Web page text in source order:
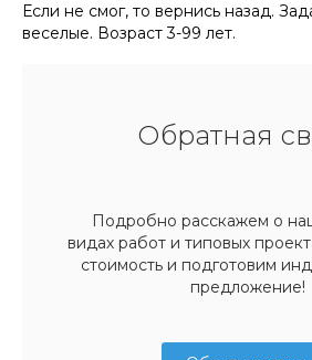
Если не смог, то вернись назад.
веселые. Возраст 3-99 лет.
Обратная
Подробно расскажем о
видах работ и типовых
стоимость и подготовим
предложение!